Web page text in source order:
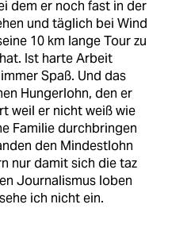
dem er noch fast in der
und täglich bei Wind
10 km lange Tour zu
Ist harte Arbeit
Spaß. Und das
Hungerlohn, den er
weil er nicht weiß wie
Familie durchbringen
den Mindestlohn
nur damit sich die taz
Journalismus loben
ich nicht ein.